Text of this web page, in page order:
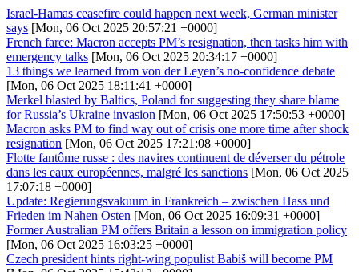
Israel-Hamas ceasefire could happen next week, German minister
says [Mon, 06 Oct 2025 20:57:21 +0000]
French farce: Macron accepts PM’s resignation, then tasks him with
emergency talks [Mon, 06 Oct 2025 20:34:17 +0000]
13 things we learned from von der Leyen’s no-confidence debate
[Mon, 06 Oct 2025 18:11:41 +0000]
Merkel blasted by Baltics, Poland for suggesting they share blame
for Russia’s Ukraine invasion [Mon, 06 Oct 2025 17:50:53 +0000]
Macron asks PM to find way out of crisis one more time after shock
resignation [Mon, 06 Oct 2025 17:21:08 +0000]
Flotte fantôme russe : des navires continuent de déverser du pétrole
dans les eaux européennes, malgré les sanctions [Mon, 06 Oct 2025
17:07:18 +0000]
Update: Regierungsvakuum in Frankreich – zwischen Hass und
Frieden im Nahen Osten [Mon, 06 Oct 2025 16:09:31 +0000]
Former Australian PM offers Britain a lesson on immigration policy
[Mon, 06 Oct 2025 16:03:25 +0000]
Czech president hints right-wing populist Babiš will become PM